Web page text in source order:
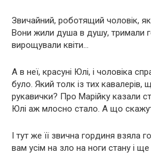
Звичайний, роботящий чоловік,
Вони жили душа в душу, тримали
вирощували квіти…
А в неї, красуні Юлі, і чоловіка
було. Який толк із тих кавалерів,
рукавички? Про Марійку казали
Юлі аж млосно стало. А що
І тут же її звична гординя взяла
вам усім на зло на ноги стану і